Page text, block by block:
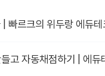
빠르크의 위두랑 에듀
자동채점하기 |